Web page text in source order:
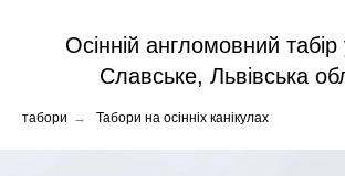
Осінній англомовний
Славське, Львівська
табори → Табори на осінніх канікулах